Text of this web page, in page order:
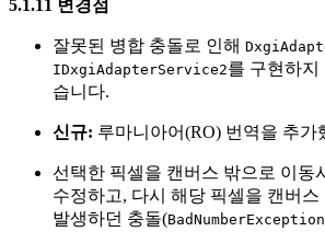
5.1.11 변경점
잘못된 병합 충돌로 인해
IDxgiAdapterService2를 구현하지
습니다.
신규: 루마니아어(RO) 번역을 추가
선택한 픽셀을 캔버스 밖으로 이동
수정하고, 다시 해당 픽셀을 캔버스
발생하던 충돌(BadNumberException